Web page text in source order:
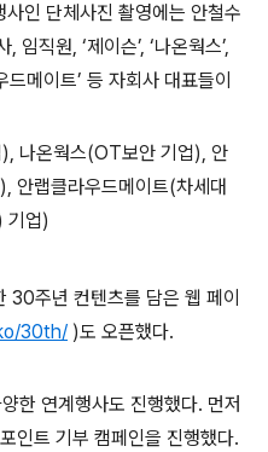
인 단체사진 촬영에는 안철수
, 임직원, ‘제이슨’, ‘나온웍스’,
드메이트’ 등 자회사 대표들이
), 나온웍스(OT보안 기업), 안
), 안랩클라우드메이트(차세대
기업)
30주년 컨텐츠를 담은 웹 페이
30th/ )도 오픈했다.
한 연계행사도 진행했다. 먼저
인트 기부 캠페인을 진행했다.